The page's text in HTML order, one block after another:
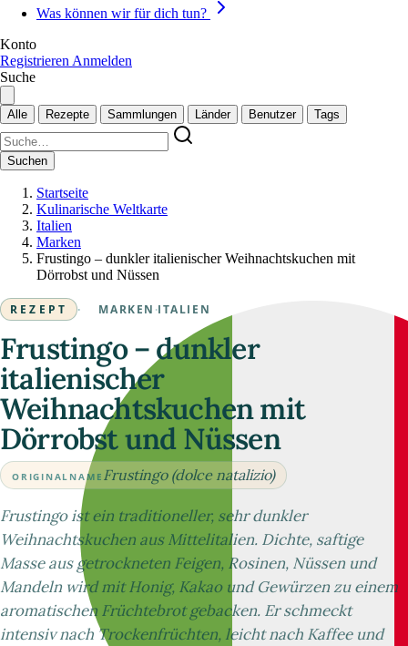
Was können wir für dich tun?
Konto
Registrieren Anmelden
Suche
Alle Rezepte Sammlungen Länder Benutzer Tags
Suchen
Startseite
Kulinarische Weltkarte
Italien
Marken
Frustingo – dunkler italienischer Weihnachtskuchen mit
Dörrobst und Nüssen
REZEPT · MARKEN ·ITALIEN
Frustingo – dunkler
italienischer
Weihnachtskuchen mit
Dörrobst und Nüssen
ORIGINALNAME Frustingo (dolce natalizio)
Frustingo ist ein traditioneller, sehr dunkler
Weihnachtskuchen aus Mittelitalien. Dichte, saftige
Masse aus getrockneten Feigen, Rosinen, Nüssen und
Mandeln wird mit Honig, Kakao und Gewürzen zu einem
aromatischen Früchtebrot gebacken. Er schmeckt
intensiv nach Trockenfrüchten, leicht nach Kaffee und